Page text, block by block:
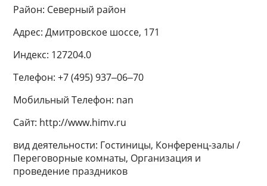
Район: Северный район
Адрес: Дмитровское шоссе, 171
Индекс: 127204.0
Телефон: +7 (495) 937‒06‒70
Мобильный Телефон: nan
Сайт: http://www.himv.ru
вид деятельности: Гостиницы, Конференц-залы /
Переговорные комнаты, Организация и
проведение праздников